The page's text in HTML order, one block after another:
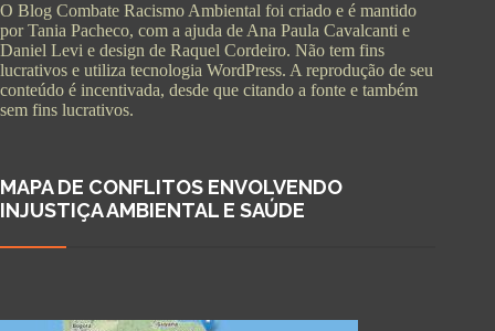
O Blog Combate Racismo Ambiental foi criado e é mantido
por Tania Pacheco, com a ajuda de Ana Paula Cavalcanti e
Daniel Levi e design de Raquel Cordeiro. Não tem fins
lucrativos e utiliza tecnologia WordPress. A reprodução de seu
conteúdo é incentivada, desde que citando a fonte e também
sem fins lucrativos.
MAPA DE CONFLITOS ENVOLVENDO
INJUSTIÇA AMBIENTAL E SAÚDE